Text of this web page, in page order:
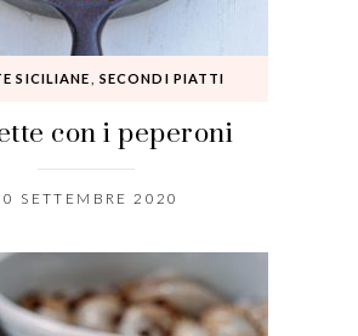
SICILIANE SECONDI PIATTI
con i peperoni
SETTEMBRE 2020